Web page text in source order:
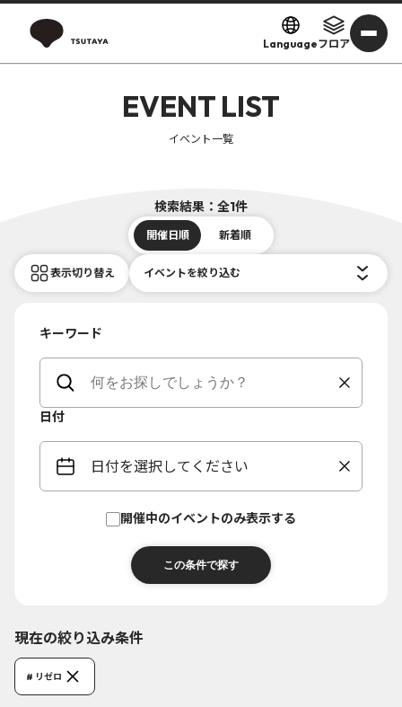
Languageフロア
EVENT LIST
イベント一覧
検索結果：全1件
開催日順 新着順
表示切り替え イベントを絞り込む
キーワード
日付
日付を選択してください
開催中のイベントのみ表示する
現在の絞り込み条件
# リゼロ